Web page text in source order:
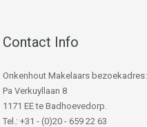
Contact Info
Onkenhout Makelaars bezoekadres:
Pa Verkuyllaan 8
1171 EE te Badhoevedorp.
Tel.: +31 - (0)20 - 659 22 63